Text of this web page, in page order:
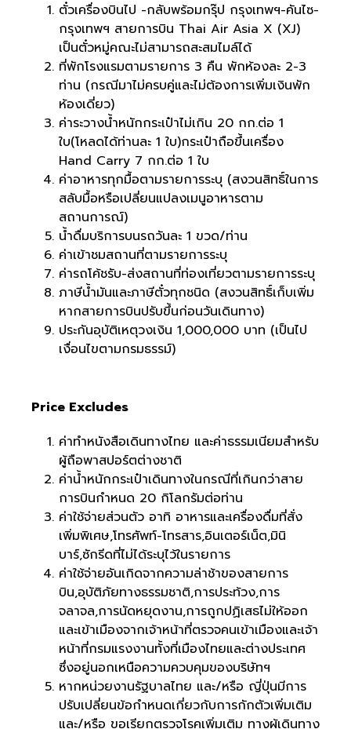
ตั๋วเครื่องบินไป -กลับพร้อมกรุ๊ป กรุงเทพฯ-คันไซ-
กรุงเทพฯ สายการบิน Thai Air Asia X (XJ)
เป็นตั๋วหมู่คณะไม่สามารถสะสมไมล์ได้
ที่พักโรงแรมตามรายการ 3 คืน พักห้องละ 2-3
ท่าน (กรณีมาไม่ครบคู่และไม่ต้องการเพิ่มเงินพัก
ห้องเดี่ยว)
ค่าระวางน้ำหนักกระเป๋าไม่เกิน 20 กก.ต่อ 1
ใบ(โหลดได้ท่านละ 1 ใบ)กระเป๋าถือขึ้นเครื่อง
Hand Carry 7 กก.ต่อ 1 ใบ
ค่าอาหารทุกมื้อตามรายการระบุ (สงวนสิทธิ์ในการ
สลับมื้อหรือเปลี่ยนแปลงเมนูอาหารตาม
สถานการณ์)
น้ำดื่มบริการบนรถวันละ 1 ขวด/ท่าน
ค่าเข้าชมสถานที่ตามรายการระบุ
ค่ารถโค้ชรับ-ส่งสถานที่ท่องเที่ยวตามรายการระบุ
ภาษีน้ำมันและภาษีตั๋วทุกชนิด (สงวนสิทธิ์เก็บเพิ่ม
หากสายการบินปรับขึ้นก่อนวันเดินทาง)
ประกันอุบัติเหตุวงเงิน 1,000,000 บาท (เป็นไป
เงื่อนไขตามกรมธรรม์)
Price Excludes
ค่าทำหนังสือเดินทางไทย และค่าธรรมเนียมสำหรับ
ผู้ถือพาสปอร์ตต่างชาติ
ค่าน้ำหนักกระเป๋าเดินทางในกรณีที่เกินกว่าสาย
การบินกำหนด 20 กิโลกรัมต่อท่าน
ค่าใช้จ่ายส่วนตัว อาทิ อาหารและเครื่องดื่มที่สั่ง
เพิ่มพิเศษ,โทรศัพท์-โทรสาร,อินเตอร์เน็ต,มินิ
บาร์,ซักรีดที่ไม่ได้ระบุไว้ในรายการ
ค่าใช้จ่ายอันเกิดจากความล่าช้าของสายการ
บิน,อุบัติภัยทางธรรมชาติ,การประท้วง,การ
จลาจล,การนัดหยุดงาน,การถูกปฏิเสธไม่ให้ออก
และเข้าเมืองจากเจ้าหน้าที่ตรวจคนเข้าเมืองและเจ้า
หน้าที่กรมแรงงานทั้งที่เมืองไทยและต่างประเทศ
ซึ่งอยู่นอกเหนือความควบคุมของบริษัทฯ
หากหน่วยงานรัฐบาลไทย และ/หรือ ญี่ปุ่นมีการ
ปรับเปลี่ยนข้อกำหนดเกี่ยวกับการกักตัวเพิ่มเติม
และ/หรือ ขอเรียกตรวจโรคเพิ่มเติม ทางผู้เดินทาง